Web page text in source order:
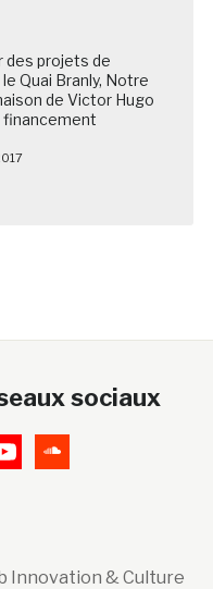
des projets de
Quai Branly, Notre
de Victor Hugo
financement
sociaux
Innovation & Culture